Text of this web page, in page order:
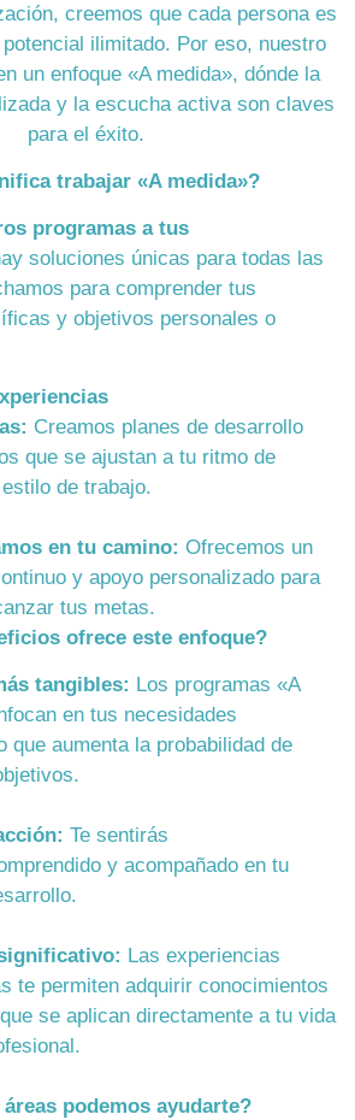
creemos que cada persona es
ilimitado. Por eso, nuestro
un enfoque «A medida», dónde la
y la escucha activa son claves
para el éxito.
trabajar «A medida»?
programas a tus
soluciones únicas para todas las
para comprender tus
y objetivos personales o
Creamos planes de desarrollo
que se ajustan a tu ritmo de
de trabajo.
en tu camino: Ofrecemos un
y apoyo personalizado para
tus metas.
ofrece este enfoque?
tangibles: Los programas «A
en tus necesidades
que aumenta la probabilidad de
Te sentirás
y acompañado en tu
Las experiencias
te permiten adquirir conocimientos
se aplican directamente a tu vida
áreas podemos ayudarte?